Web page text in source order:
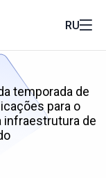
RU
temporada de
para o
infraestrutura de